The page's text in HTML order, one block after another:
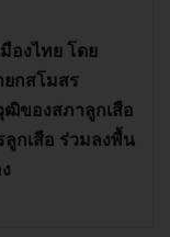
องไทย โดย
กสโมสร
ของสภาลูกเสือ
กเสือ ร่วมลงพื้น